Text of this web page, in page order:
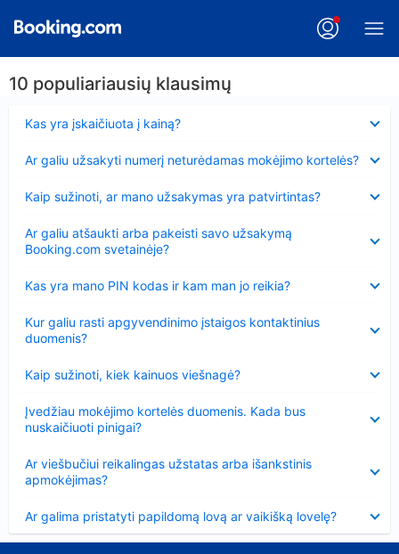
10 populiariausių klausimų
Kas yra įskaičiuota į kainą?
Ar galiu užsakyti numerį neturėdamas mokėjimo kortelės?
Kaip sužinoti, ar mano užsakymas yra patvirtintas?
Ar galiu atšaukti arba pakeisti savo užsakymą
Booking.com svetainėje?
Kas yra mano PIN kodas ir kam man jo reikia?
Kur galiu rasti apgyvendinimo įstaigos kontaktinius
duomenis?
Kaip sužinoti, kiek kainuos viešnagė?
Įvedžiau mokėjimo kortelės duomenis. Kada bus
nuskaičiuoti pinigai?
Ar viešbučiui reikalingas užstatas arba išankstinis
apmokėjimas?
Ar galima pristatyti papildomą lovą ar vaikišką lovelę?